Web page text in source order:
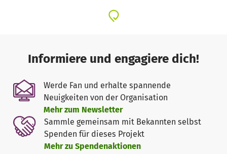
Bedürfnis nach Elektrizität gestiegen. In direkten
herauskristallisiert:
PV für Haushalte
Die Beleuchtungssituation in vielen Wohnungen des
Dorfes ist sehr schlecht. Aufgrund fehlender Elektrizität
wird die Beleuchtung zu Hause oft durch Petroliumlampen
bereitgestellt. Petrolium wird nicht nur aus Erdöl
gewonnen, es stellt zudem eine Gefahr für den Anwender
Koramist es in der Vergangenheit schon für einige
Informiere und engagiere dich!
Werde Fan und erhalte spannende
Neuigkeiten von der Organisation
Mehr zum Newsletter
Sammle gemeinsam mit Bekannten selbst
Spenden für dieses Projekt
Mehr zu Spendenaktionen